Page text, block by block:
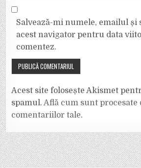
Salvează-mi numele, emailul și
acest navigator pentru data
comentez.
Acest site folosește Akismet
spamul.Află cum sunt procesate
comentariilor tale.